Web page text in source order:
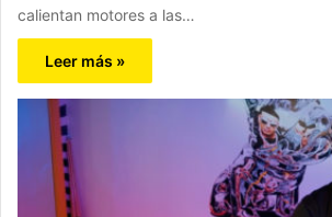
calientan motores a las…
Leer más »